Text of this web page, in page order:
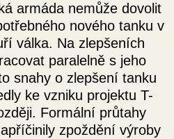
armáda nemůže dovolit
nového tanku v
válka. Na zlepšeních
paralelně s jeho
snahy o zlepšení tanku
ke vzniku projektu T-
Formální průtahy
zpoždění výroby